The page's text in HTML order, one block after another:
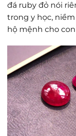
đá ruby đỏ nói
trong y học, niềm
hộ mệnh cho